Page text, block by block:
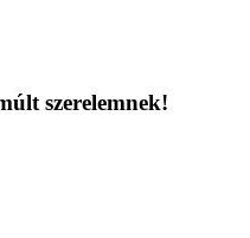
szerelemnek!